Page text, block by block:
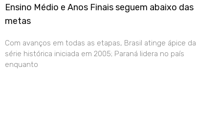
Ensino Médio e Anos Finais seguem abaixo das
metas
Com avanços em todas as etapas, Brasil atinge ápice da
série histórica iniciada em 2005; Paraná lidera no país
enquanto